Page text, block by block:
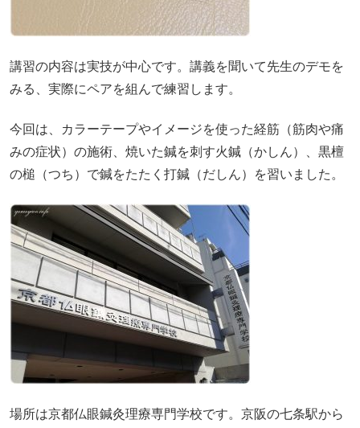
講習の内容は実技が中心です。講義を聞いて先生のデモを
みる、実際にペアを組んで練習します。
今回は、カラーテープやイメージを使った経筋（筋肉や痛
みの症状）の施術、焼いた鍼を刺す火鍼（かしん）、黒檀
の槌（つち）で鍼をたたく打鍼（だしん）を習いました。
場所は京都仏眼鍼灸理療専門学校です。京阪の七条駅から